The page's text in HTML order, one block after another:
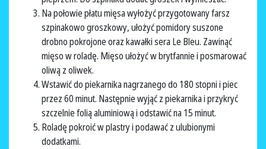
Na połowie płatu mięsa wyłożyć przygotowany farsz
szpinakowo groszkowy, ułożyć pomidory suszone
drobno pokrojone oraz kawałki sera Le Bleu. Zawinąć
mięso w roladę. Mięso ułożyć w brytfannie i posmarować
oliwą z oliwek.
Wstawić do piekarnika nagrzanego do 180 stopni i piec
przez 60 minut. Następnie wyjąć z piekarnika i przykryć
szczelnie folią aluminiową i odstawić na 15 minut.
Roladę pokroić w plastry i podawać z ulubionymi
dodatkami.